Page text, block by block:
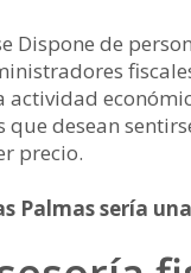
Dispone de
desean
precio.
Palmas sería